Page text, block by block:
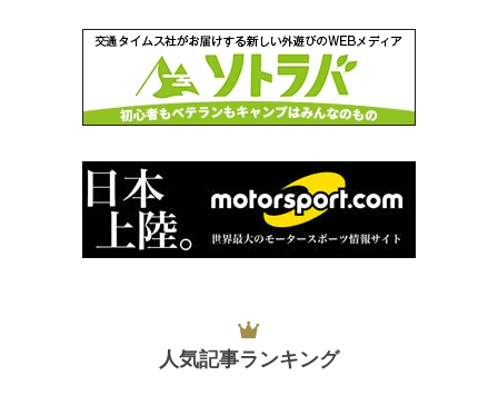
人気記事ランキング